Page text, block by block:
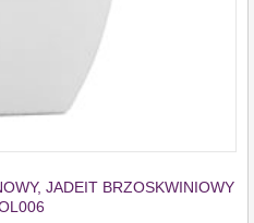
JADEIT BRZOSKWINIOWY